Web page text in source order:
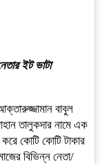
ইট ভাটা
বাবুল
তালুকদার নামে এক
কোটি কোটি টাকার
বিভিন্ন নেতা/